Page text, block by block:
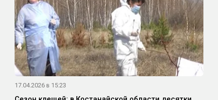
17.04.2026 в 15:23